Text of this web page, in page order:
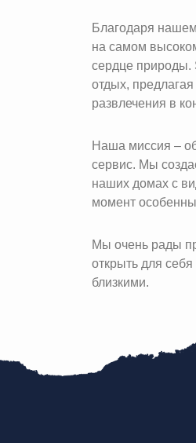
Благодаря
на самом
сердце природы.
отдых,
развлечения в
Наша миссия –
сервис. Мы
наших домах с
момент
Мы очень рады
открыть для
близкими.